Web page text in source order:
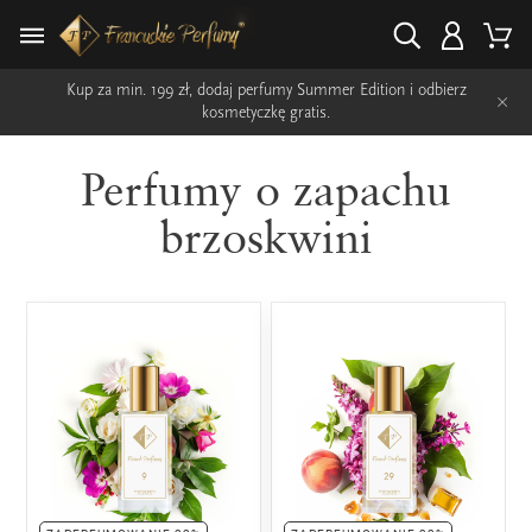
Kup za min. 199 zł, dodaj perfumy Summer Edition i odbierz
kosmetyczkę gratis.
×
Perfumy o zapachu
brzoskwini